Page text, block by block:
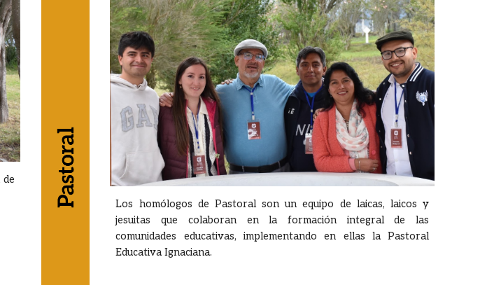
de
Los homólogos de Pastoral son un equipo de laicas, laicos y
jesuitas que colaboran en la formación integral de las
comunidades educativas, implementando en ellas la Pastoral
Educativa Ignaciana.